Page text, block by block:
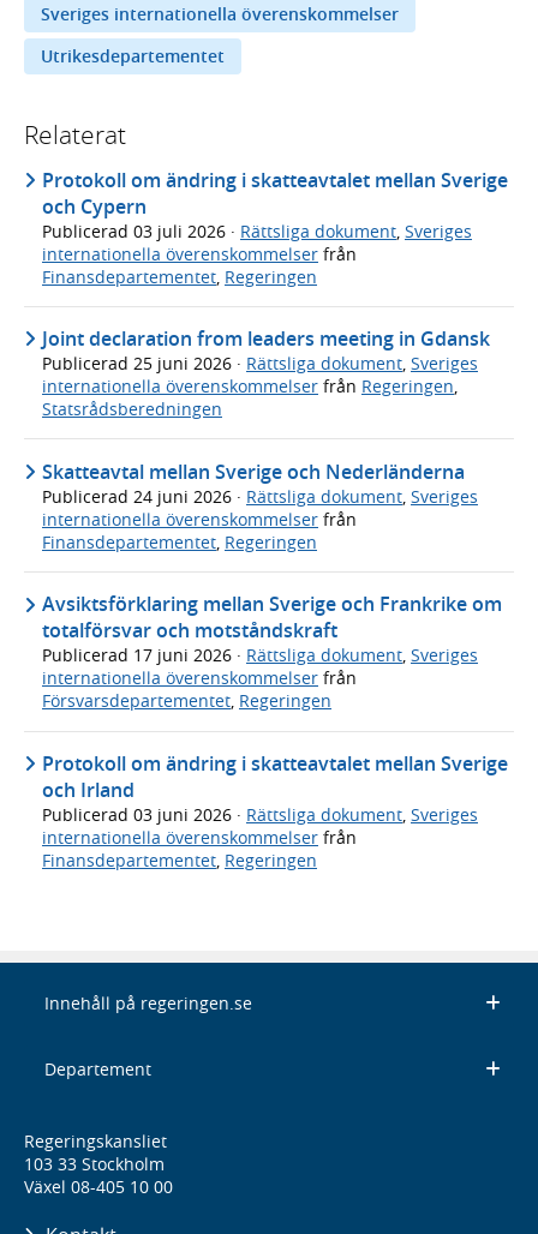
Sveriges internationella överenskommelser
Utrikesdepartementet
Relaterat
Protokoll om ändring i skatteavtalet mellan Sverige
och Cypern
Publicerad 03 juli 2026 · Rättsliga dokument Sveriges
internationella överenskommelser från
Finansdepartementet Regeringen
Joint declaration from leaders meeting in Gdansk
Publicerad 25 juni 2026 · Rättsliga dokument, Sveriges
internationella överenskommelser från Regeringen,
Statsrådsberedningen
Skatteavtal mellan Sverige och Nederländerna
Publicerad 24 juni 2026 · Rättsliga dokument, Sveriges
internationella överenskommelser från
Finansdepartementet, Regeringen
Avsiktsförklaring mellan Sverige och Frankrike om
totalförsvar och motståndskraft
Publicerad 17 juni 2026 · Rättsliga dokument, Sveriges
internationella överenskommelser från
Försvarsdepartementet, Regeringen
Protokoll om ändring i skatteavtalet mellan Sverige
och Irland
Publicerad 03 juni 2026 · Rättsliga dokument, Sveriges
internationella överenskommelser från
Finansdepartementet, Regeringen
Innehåll på regeringen.se
Departement
Regeringskansliet
103 33 Stockholm
Växel 08-405 10 00